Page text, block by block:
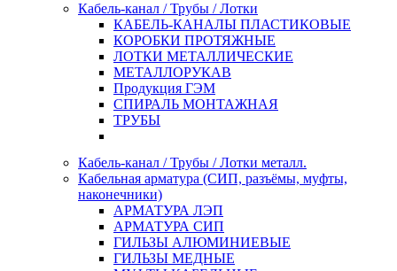
Кабель-канал / Трубы / Лотки
КАБЕЛЬ-КАНАЛЫ ПЛАСТИКОВЫЕ
КОРОБКИ ПРОТЯЖНЫЕ
ЛОТКИ МЕТАЛЛИЧЕСКИЕ
МЕТАЛЛОРУКАВ
Продукция ГЭМ
СПИРАЛЬ МОНТАЖНАЯ
ТРУБЫ
Кабель-канал / Трубы / Лотки металл.
Кабельная арматура (СИП, разъёмы, муфты,
наконечники)
АРМАТУРА ЛЭП
АРМАТУРА СИП
ГИЛЬЗЫ АЛЮМИНИЕВЫЕ
ГИЛЬЗЫ МЕДНЫЕ